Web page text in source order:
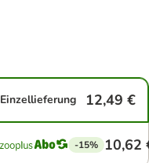
Einzellieferung 12,49 €
-15% 10,62